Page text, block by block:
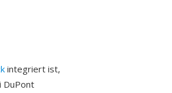
integriert ist,
DuPont